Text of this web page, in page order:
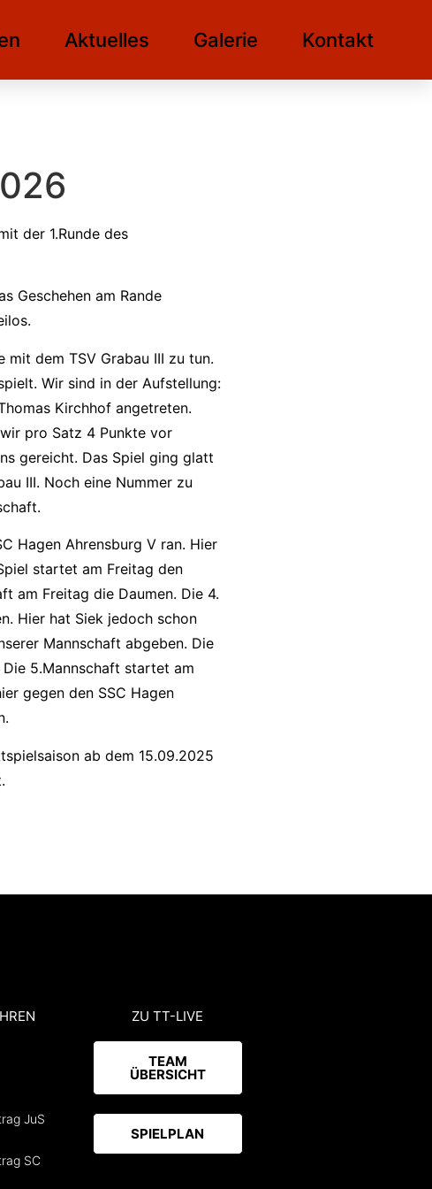
Aktuelles Galerie Kontakt
der 1.Runde des
Geschehen am Rande
mit dem TSV Grabau III zu tun.
Wir sind in der Aufstellung:
Kirchhof angetreten.
pro Satz 4 Punkte vor
gereicht. Das Spiel ging glatt
III. Noch eine Nummer zu
Hagen Ahrensburg V ran. Hier
startet am Freitag den
am Freitag die Daumen. Die 4.
Hier hat Siek jedoch schon
Mannschaft abgeben. Die
5.Mannschaft startet am
gegen den SSC Hagen
ab dem 15.09.2025
JuS
SC
ZU TT-LIVE
TEAM
ÜBERSICHT
SPIELPLAN